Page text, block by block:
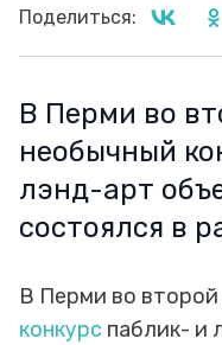
Поделиться:
В Перми во
необычный
лэнд-арт
состоялся в
В Перми во
конкурс паблик- и